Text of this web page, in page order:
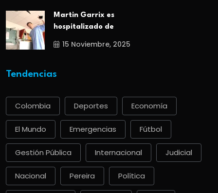
Martin Garrix es
hospitalizado de
15 Noviembre, 2025
Tendencias
Colombia Deportes Economía
El Mundo Emergencias Fútbol
Gestión Pública Internacional Judicial
Nacional Pereira Política